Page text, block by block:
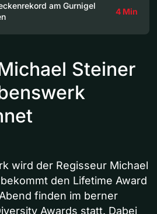
am Gurnigel
4 Min
Steiner
wird der Regisseur Michael
den Lifetime Award
finden im berner
Awards statt. Dabei